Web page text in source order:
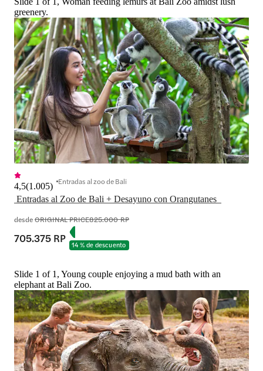
greenery.
4,5(1.005) Entradas al zoo de Bali
desdeORIGINAL PRICE825.000 RP
705.375 RP 14 % de descuento
Slide 1 of 1, Young couple enjoying a mud bath with an
elephant at Bali Zoo.